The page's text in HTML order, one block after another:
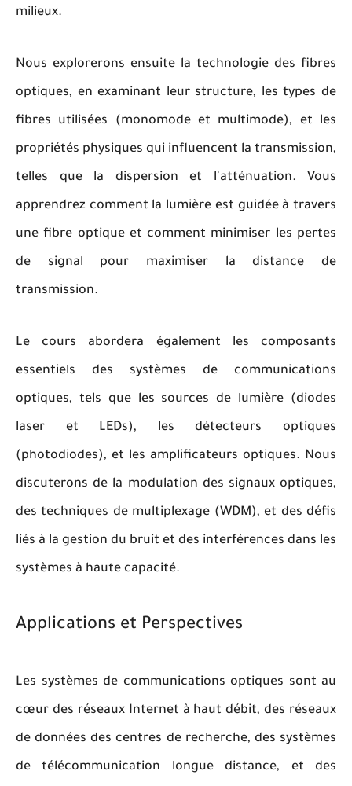
milieux.
Nous explorerons ensuite la technologie des fibres
optiques, en examinant leur structure, les types de
fibres utilisées (monomode et multimode), et les
propriétés physiques qui influencent la transmission,
telles que la dispersion et l'atténuation. Vous
apprendrez comment la lumière est guidée à travers
une fibre optique et comment minimiser les pertes
de signal pour maximiser la distance de
transmission.
Le cours abordera également les composants
essentiels des systèmes de communications
optiques, tels que les sources de lumière (diodes
laser et LEDs), les détecteurs optiques
(photodiodes), et les amplificateurs optiques. Nous
discuterons de la modulation des signaux optiques,
des techniques de multiplexage (WDM), et des défis
liés à la gestion du bruit et des interférences dans les
systèmes à haute capacité.
Applications et Perspectives
Les systèmes de communications optiques sont au
cœur des réseaux Internet à haut débit, des réseaux
de données des centres de recherche, des systèmes
de télécommunication longue distance, et des